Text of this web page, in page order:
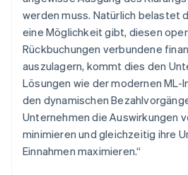
werden muss. Natürlich belastet
eine Möglichkeit gibt, diesen
Rückbuchungen verbundene
auszulagern, kommt dies den
Lösungen wie der modernen
den dynamischen
Unternehmen die Auswirkungen
minimieren und gleichzeitig ihre
Einnahmen maximieren.“
Singapur
English简体中文
Slowakei
English
Slowenien
English Italiano
Sonderverwaltungsregion
China
English 简体中文
Spanien
EspañolEnglish